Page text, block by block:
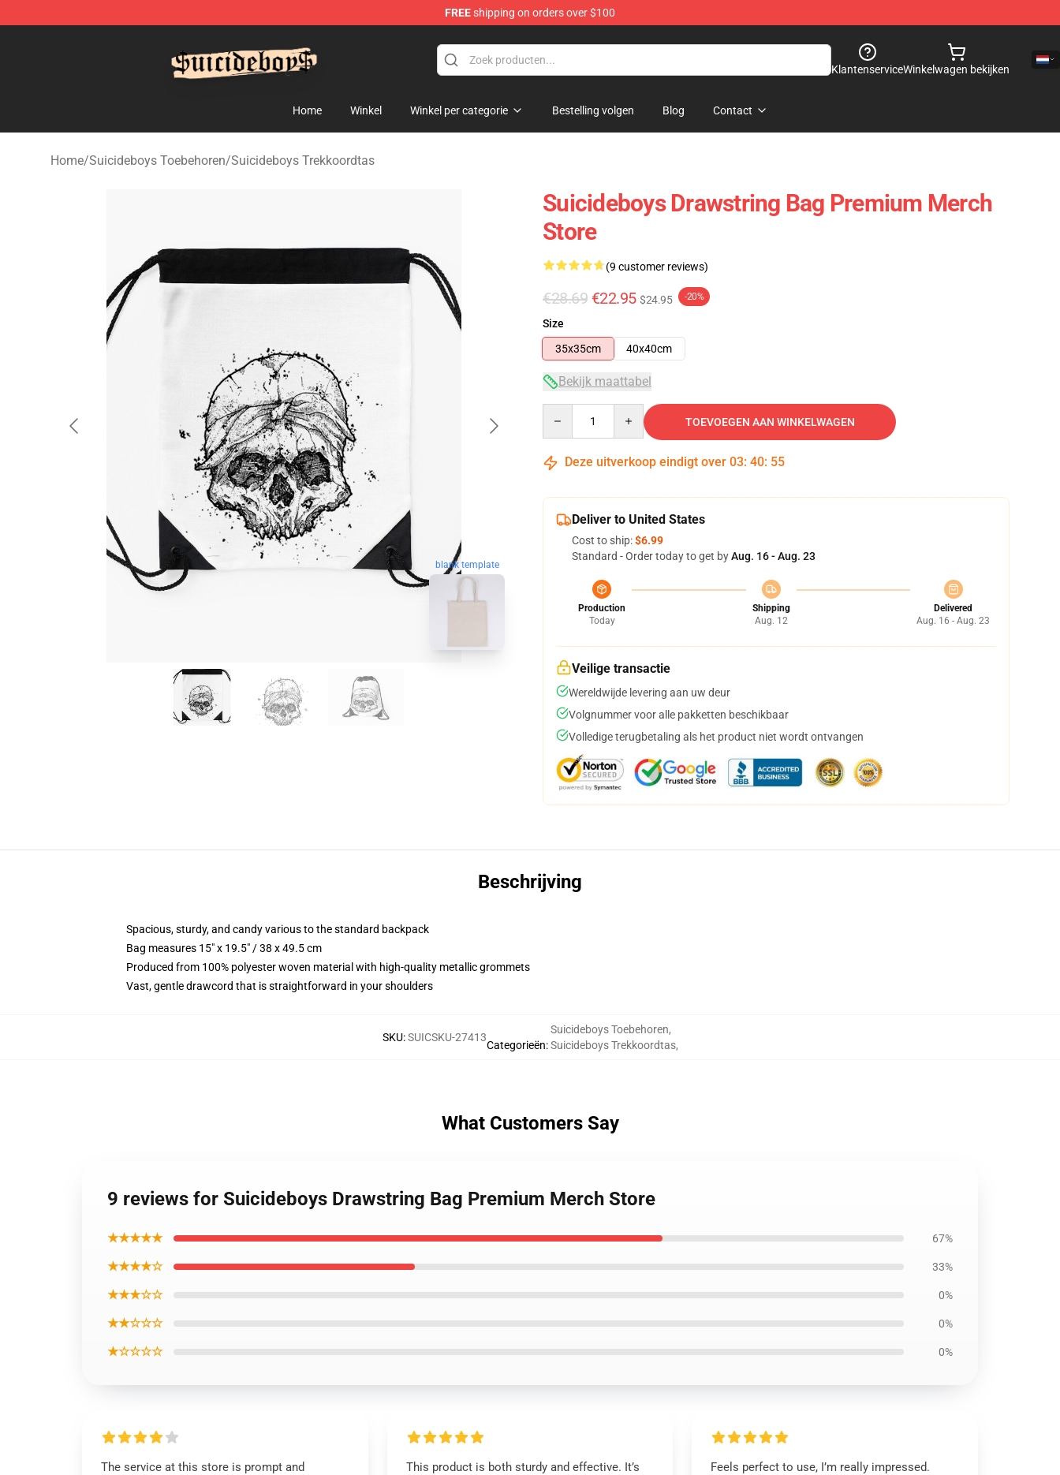
FREEshipping on orders over $100
KlantenserviceWinkelwagen bekijken
Home Winkel Winkel per categorie Bestelling volgen Blog Contact
Home/Suicideboys Toebehoren/Suicideboys Trekkoordtas
blank template
Suicideboys Drawstring Bag Premium Merch
Store
(9 customer reviews)
€28.69 €22.95 $24.95 -20%
Size
35x35cm
40x40cm
Bekijk maattabel
TOEVOEGEN AAN WINKELWAGEN
Deze uitverkoop eindigt over 03: 40: 54
Deliver to United States
Cost to ship:$6.99
Standard - Order today to get byAug. 16 - Aug. 23
Production
Today
Shipping
Aug. 12
Delivered
Aug. 16 - Aug. 23
Veilige transactie
Wereldwijde levering aan uw deur
Volgnummer voor alle pakketten beschikbaar
Volledige terugbetaling als het product niet wordt ontvangen
Beschrijving
Spacious, sturdy, and candy various to the standard backpack
Bag measures 15" x 19.5" / 38 x 49.5 cm
Produced from 100% polyester woven material with high-quality metallic grommets
Vast, gentle drawcord that is straightforward in your shoulders
SKU:SUICSKU-27413
Categorieën:
Suicideboys Toebehoren,
Suicideboys Trekkoordtas,
What Customers Say
9 reviews for Suicideboys Drawstring Bag Premium Merch Store
★★★★★ 67%
★★★★☆ 33%
★★★☆☆ 0%
★★☆☆☆ 0%
★☆☆☆☆ 0%
The service at this store is prompt and
This product is both sturdy and effective. It’s
Feels perfect to use, I’m really impressed.